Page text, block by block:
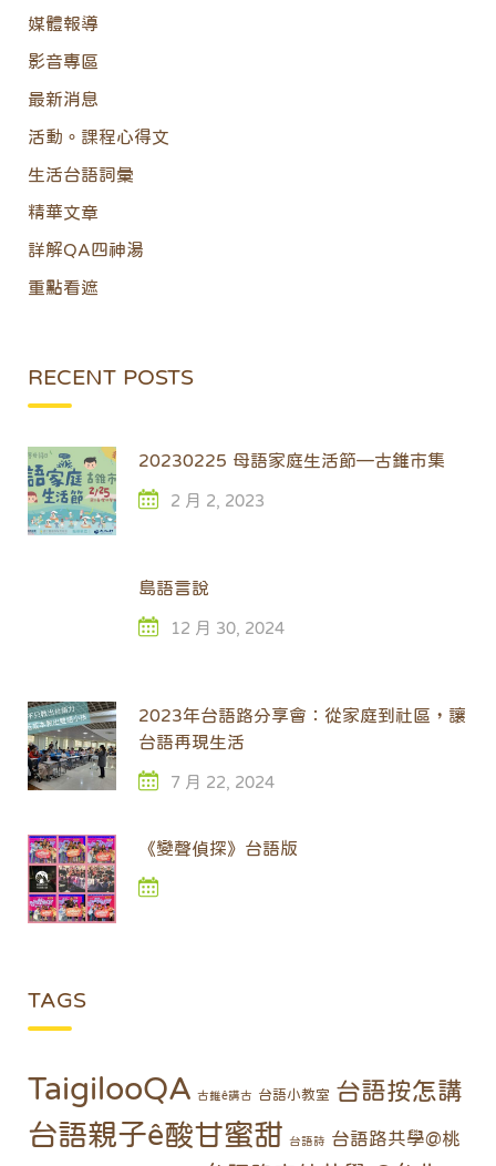
媒體報導
影音專區
最新消息
活動。課程心得文
生活台語詞彙
精華文章
詳解QA四神湯
重點看遮
RECENT POSTS
20230225 母語家庭生活節—古錐市集
2 月 2, 2023
島語言說
12 月 30, 2024
2023年台語路分享會：從家庭到社區，讓
台語再現生活
7 月 22, 2024
《變聲偵探》台語版
TAGS
TaigilooQA 古錐ê講古 台語小教室 台語按怎講
台語親子ê酸甘蜜甜 台語詩
台語路共學@桃